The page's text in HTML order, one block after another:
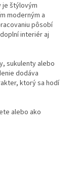
je štýlovým
moderným a
pôsobí
interiér aj
sukulenty alebo
dodáva
ktorý sa hodí
alebo ako